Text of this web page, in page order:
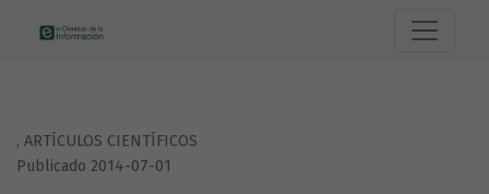
, ARTÍCULOS CIENTÍFICOS
Publicado 2014-07-01